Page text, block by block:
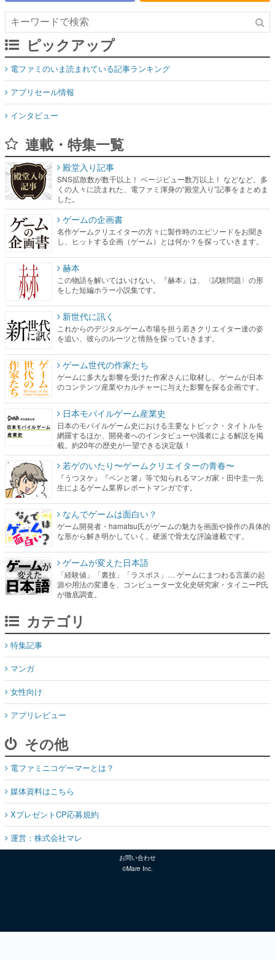
ピックアップ
電ファミのいま読まれている記事ランキング
アプリセール情報
インタビュー
連載・特集一覧
殿堂入り記事
SNS拡散数が数千以上！ ページビュー数万以上！ などなど。多
くの人々に読まれた、電ファミ渾身の“殿堂入り”記事をまとめま
した。
ゲームの企画書
名作ゲームクリエイターの方々に製作時のエピソードをお聞き
し、ヒットする企画（ゲーム）とは何か？を探っていきます。
赫本
この物語を解いてはいけない。『赫本』は、〈試験問題〉の形
をした短編ホラー小説集です。
新世代に訊く
これからのデジタルゲーム市場を担う若きクリエイター達の姿
を追い、彼らのルーツと情熱を探っていきます。
ゲーム世代の作家たち
ゲームに多大な影響を受けた作家さんに取材し、ゲームが日本
のコンテンツ産業やカルチャーに与えた影響を探る企画です。
日本モバイルゲーム産業史
日本のモバイルゲーム史における主要なトピック・タイトルを
網羅するほか、開発者へのインタビューや識者による解説を掲
載。約20年の歴史が一望できる決定版！
若ゲのいたり〜ゲームクリエイターの青春〜
『うつヌケ』『ペンと箸』等で知られるマンガ家・田中圭一先
生によるゲーム業界レポートマンガです。
なんでゲームは面白い？
ゲーム開発者・hamatsu氏がゲームの魅力を画面や操作の具体的
な形から解き明かしていく、硬派で骨太な評論連載です。
ゲームが変えた日本語
「経験値」「裏技」「ラスボス」… ゲームにまつわる言葉の起
源や用法の変遷を、コンピューター文化史研究家・タイニーP氏
が徹底調査。
カテゴリ
特集記事
マンガ
女性向け
アプリレビュー
その他
電ファミニコゲーマーとは？
媒体資料はこちら
XプレゼントCP応募規約
運営：株式会社マレ
お問い合わせ
©Mare Inc.